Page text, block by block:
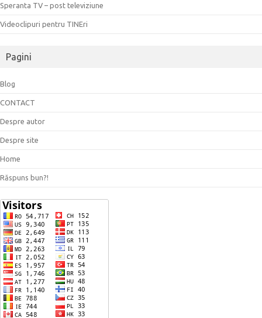
Speranta TV – post televiziune
Videoclipuri pentru TINEri
Pagini
Blog
CONTACT
Despre autor
Despre site
Home
Răspuns bun?!